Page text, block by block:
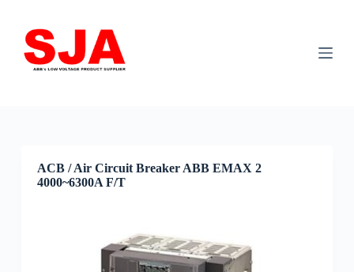
ACB / Air Circuit Breaker ABB EMAX 2
4000~6300A F/T